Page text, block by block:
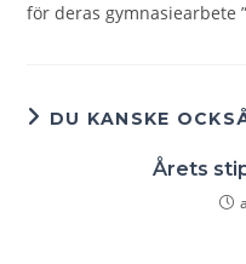
för deras gymnasiearbete
DU KANSKE
Årets